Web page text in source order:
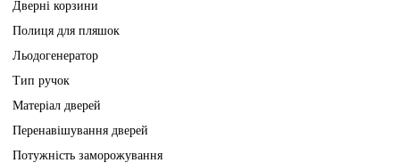
Дверні корзини
Полиця для пляшок
Льодогенератор
Тип ручок
Матеріал дверей
Перенавішування дверей
Потужність заморожування